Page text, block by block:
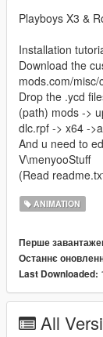
Playboys X3 &
Installation
Download the
mods.com/
Drop the .ycd
(path) mods ->
dlc.rpf -> x64 -
And u need to
V\menyooStuff
(Read
ANIMATION
Перше
Останнє
Last Downloaded:
All